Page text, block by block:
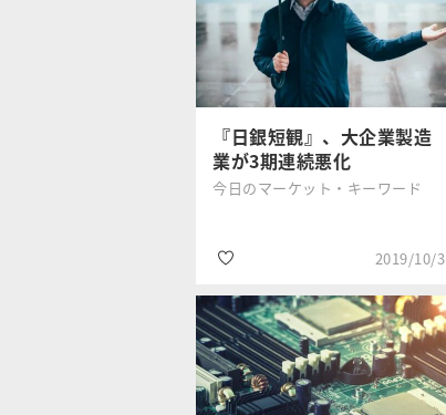
三井住友DSア
セットマネジ
メント
#国内株式
#設備投資
#消費税増税
『日銀短観』、大企業製造
業が3期連続悪化
今日のマーケット・キーワード
2019/10/3
#日銀短観